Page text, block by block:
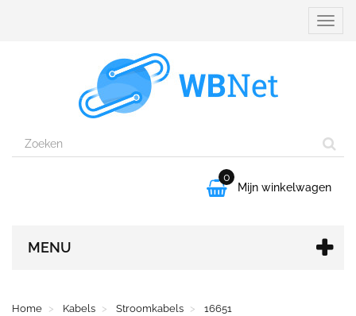

0
Mijn winkelwagen
MENU
Home Kabels Stroomkabels 16651